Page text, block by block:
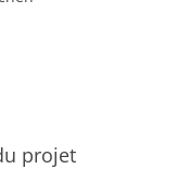
projet